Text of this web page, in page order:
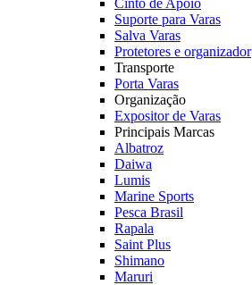
Cinto de Apoio
Suporte para Varas
Salva Varas
Protetores e organizador
Transporte
Porta Varas
Organização
Expositor de Varas
Principais Marcas
Albatroz
Daiwa
Lumis
Marine Sports
Pesca Brasil
Rapala
Saint Plus
Shimano
Maruri